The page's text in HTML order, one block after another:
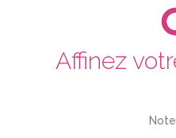
Affinez